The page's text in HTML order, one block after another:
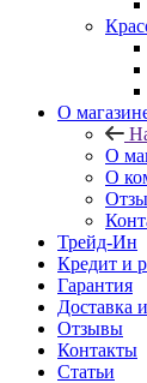
О
О
О
Трейд-Ин
Кредит и
Гарантия
Доставка
Отзывы
Контакты
Статьи